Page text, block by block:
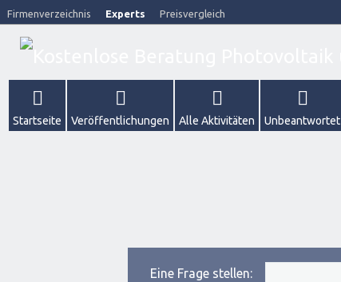
Firmenverzeichnis Experts Preisvergleich
Startseite Veröffentlichungen Alle Aktivitäten Unbeantwortet
Eine Frage stellen: